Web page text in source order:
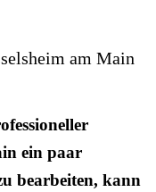
ein paar
bearbeiten, kann